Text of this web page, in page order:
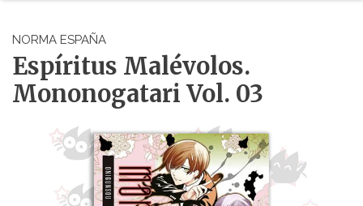
NORMA ESPAÑA
Espíritus Malévolos.
Mononogatari Vol. 03